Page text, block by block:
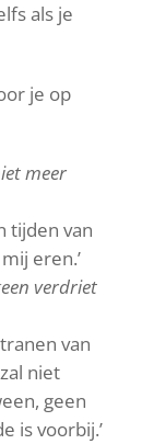
als je
je op
meer
tijden van
eren.’
verdriet
van
niet
geen
is voorbij.’